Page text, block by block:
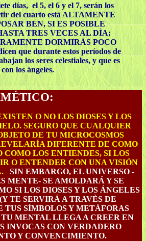
días, el 5, el 6 y el 7, serán los
del cuarto està ALTAMENTE
BEN, SI ES POSIBLE
TRES VECES AL DÌA;
DORMIRÁS POCO
que durante estos períodos de
los seres celestiales, y que es
los ángeles.
O NO LOS DIOSES Y LOS
SEGURO QUE CUALQUIER
DE TU MICROCOSMOS
DIFERENTE DE COMO
COMO LOS ENTIENDES, SI LOS
O ENTENDER CON UNA VISIÓN
SIN EMBARGO, EL UNIVERSO -
MENTE- SE AMOLDARÁ Y SE
SI LOS DIOSES Y LOS ÁNGELES
TE SERVIRÁ A TRAVÈS DE
TUS SÍMBOLOS Y METÁFORAS
MENTAL LLEGA A CREER EN
INVOCAS CON VERDADERO
Y CONVENCIMIENTO.